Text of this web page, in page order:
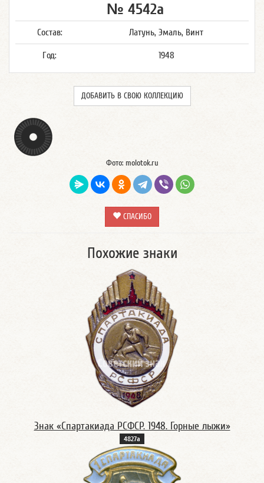
№ 4542а
Состав: Латунь, Эмаль, Винт
Год: 1948
ДОБАВИТЬ В СВОЮ КОЛЛЕКЦИЮ
Фото: molotok.ru
СПАСИБО
Похожие знаки
Знак «Спартакиада РСФСР. 1948. Горные лыжи»
4827а